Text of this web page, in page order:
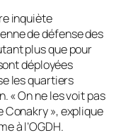
inquiète
de défense des
plus que pour
déployées
les quartiers
«On ne les voit pas
Conakry», explique
à l’OGDH.